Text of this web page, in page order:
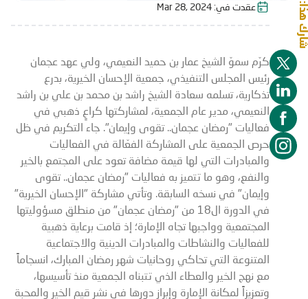
شارك هذا: عقدت في: Mar 28, 2024
كرّم سموّ الشيخ عمار بن حميد النعيمي، ولي عهد عجمان
رئيس المجلس التنفيذي، جمعية الإحسان الخيرية، بدرع
تذكارية، تسلمه سعادة الشيخ راشد بن محمد بن علي بن راشد
النعيمي، مدير عام الجمعية، لمشاركتها كراعٍ ذهبي في
فعاليات "رمضان عجمان.. تقوى وإيمان". جاء التكريم في ظل
حرص الجمعية على المشاركة الفعّالة في الفعاليات
والمبادرات التي لها قيمة مضافة تعود على المجتمع بالخير
والنفع، وهو ما تتميز به فعاليات "رمضان عجمان.. تقوى
وإيمان" في نسخه السابقة. وتأتي مشاركة "الإحسان الخيرية"
في الدورة ال18 من "رمضان عجمان" من منطلق مسؤوليتها
المجتمعية وواجبها تجاه الإمارة؛ إذ قامت برعاية ذهبية
للفعاليات والنشاطات والمبادرات الدينية والاجتماعية
المتنوعة التي تحاكي روحانيات شهر رمضان المبارك، انسجاماً
مع نهج الخير والعطاء الذي تتبناه الجمعية منذ تأسيسها،
وتعزيزاً لمكانة الإمارة وإبراز دورها في نشر قيم الخير والمحبة